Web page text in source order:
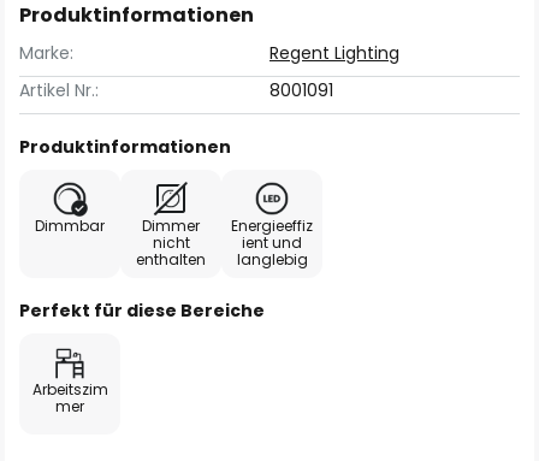
Produktinformationen
Marke:
Regent Lighting
Artikel Nr.:
8001091
Produktinformationen
Dimmbar
Dimmer
nicht
enthalten
Energieeffiz
ient und
langlebig
Perfekt für diese Bereiche
Arbeitszim
mer